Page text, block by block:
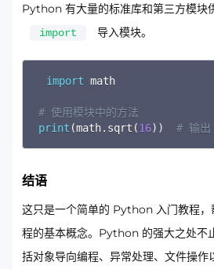
Python 有大量的标准库和第三方模块
import 导入模块。
import math
# 使用模块中的方法
print (math. sqrt (16) ) # 输
结语
这只是一个简单的 Python 入门教程
程的基本概念。Python 的强大之处不
括对象导向编程、异常处理、文件操作